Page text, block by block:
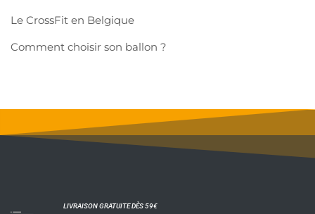
Le CrossFit en Belgique
Comment choisir son ballon ?
LIVRAISON GRATUITE DÈS 59€